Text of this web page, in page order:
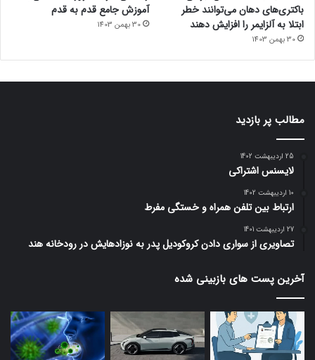
باکتری‌های دهان می‌توانند خطر
ابتلا به آلزایمر را افزایش دهند
30 بهمن 1403
آموزش جامع قدم به قدم
30 بهمن 1403
مطالب پر بازدید
25 اردیبهشت 1402
لایسنس اشتراکی
10 اردیبهشت 1402
ارتباط بین تلفن همراه و خستگی مفرط
27 اردیبهشت 1401
تصاویری از سواری دادن کروکودیل پدر به نوزادهایش در رودخانه هند
آخرین پست های بازبینی شده